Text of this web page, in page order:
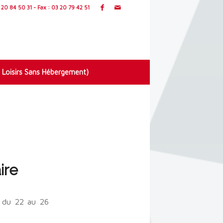
84 50 31 - Fax : 03 20 79 42 51
Loisirs Sans Hébergement)
du 22 au 26